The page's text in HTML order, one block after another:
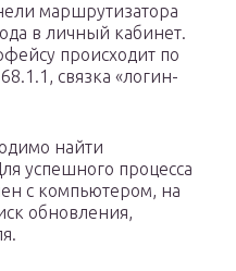
маршрутизатора
в личный кабинет.
происходит по
связка «логин-
найти
успешного процесса
с компьютером, на
обновления,